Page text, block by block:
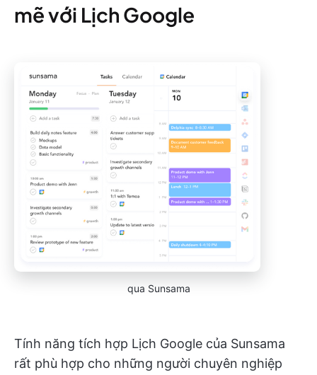
mẽ với Lịch Google
qua Sunsama
Tính năng tích hợp Lịch Google của Sunsama
rất phù hợp cho những người chuyên nghiệp